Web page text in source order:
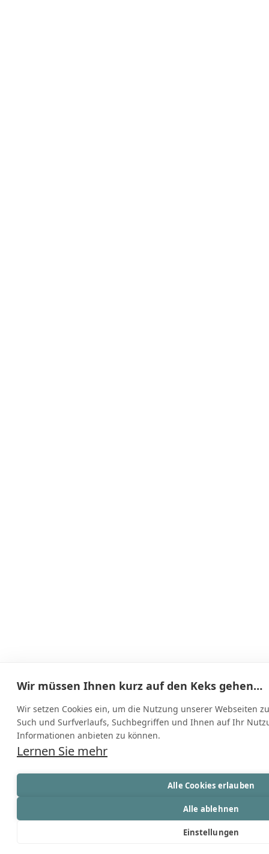
Wir müssen Ihnen kurz auf den Keks gehen…
Wir setzen Cookies ein, um die Nutzung unserer Webseiten
Such und Surfverlaufs, Suchbegriffen und Ihnen auf Ihr
Informationen anbieten zu können.
Lernen Sie mehr
Alle Cookies erlauben
Alle ablehnen
Einstellungen